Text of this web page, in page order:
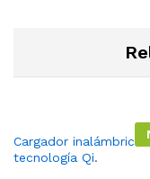
Cargador inalámbrico
tecnología Qi.